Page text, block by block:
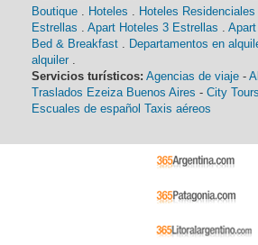
Boutique
Hoteles Hoteles Residenciales
Estrellas
Apart Hoteles 3 Estrellas
Bed & Breakfast
Departamentos en
alquiler
Servicios turísticos: Agencias de viaje -
Traslados Ezeiza Buenos Aires - City Tours
Escuales de español Taxis aéreos